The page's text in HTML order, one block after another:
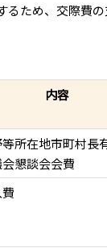
るため、交際費
内容
所在地市町村長
懇談会会費